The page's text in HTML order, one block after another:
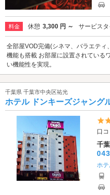
料金 休憩 3,300 円 ～ サービスタ
全部屋VOD完備(シネマ、バラエテ
機能も搭載 お部屋に設置されている
い機能性を実現。
千葉県 千葉市中央区祐光
ホテル ドンキーズジャング
口
千
ホ